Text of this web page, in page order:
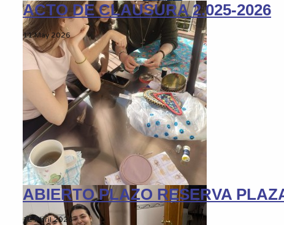
ACTO DE CLAUSURA 2.025-2026
11 May 2026
ABIERTO PLAZO RESERVA
12 Abril 2026